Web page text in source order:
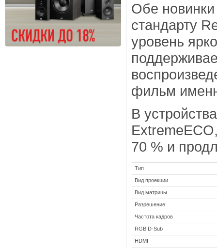
Обе
стандарту
уровень
фильм
В
70 % и
Тип
Вид проекции
Вид матрицы
Разрешение
Частота кадров
RGB D-Sub
HDMI